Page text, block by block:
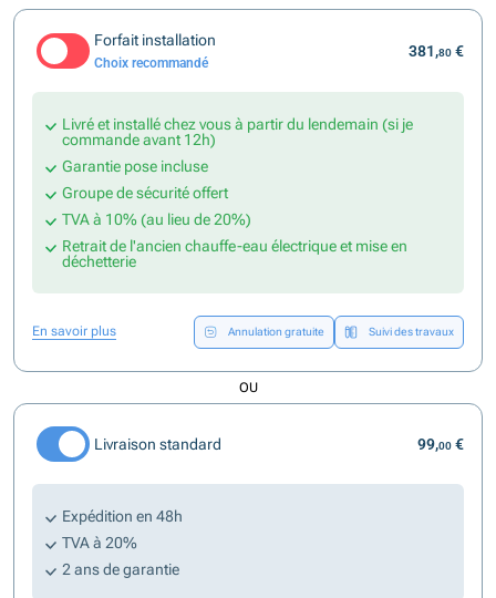
Forfait installation
Choix recommandé
381,80 €
Livré et installé chez vous à partir du lendemain (si je
commande avant 12h)
Garantie pose incluse
Groupe de sécurité offert
TVA à 10% (au lieu de 20%)
Retrait de l'ancien chauffe-eau électrique et mise en
déchetterie
En savoir plus Annulation gratuite Suivi des travaux
OU
Livraison standard 99,00 €
Expédition en 48h
TVA à 20%
2 ans de garantie